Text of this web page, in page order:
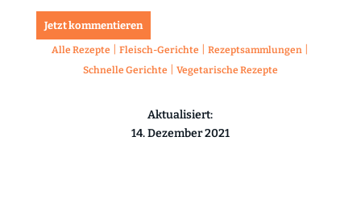
Jetzt kommentieren
Alle Rezepte |Fleisch-Gerichte |Rezeptsammlungen
Schnelle Gerichte Vegetarische Rezepte
Aktualisiert:
14. Dezember 2021